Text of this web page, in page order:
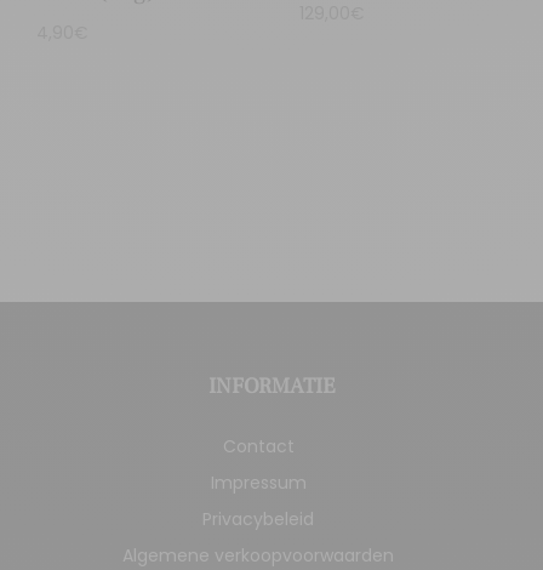
INFORMATIE
Contact
Impressum
Privacybeleid
Algemene verkoopvoorwaarden